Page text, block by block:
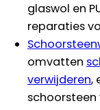
glaswol en
reparaties
omvatten
verwijderen,